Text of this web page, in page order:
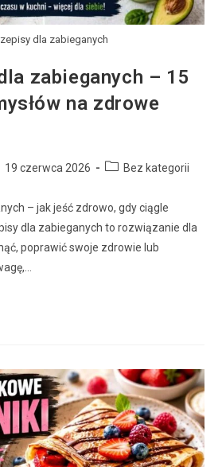
dla zabieganych
zabieganych – 15
na zdrowe
19 czerwca 2026 Bez kategorii
– jak jeść zdrowo, gdy ciągle
dla zabieganych to rozwiązanie dla
poprawić swoje zdrowie lub